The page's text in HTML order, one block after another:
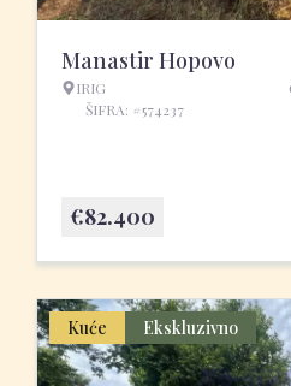
Manastir Hopovo
IRIG
ŠIFRA: #574237
€82.400
Kuće Ekskluzivno